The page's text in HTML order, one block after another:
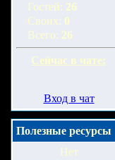
Гостей: 26
Своих: 0
Всего: 26
Сейчас в чате:
Вход в чат
Полезные ресурсы
Нет